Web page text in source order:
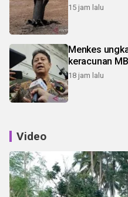
15 jam lalu
Menkes
keracunan
18 jam lalu
Video